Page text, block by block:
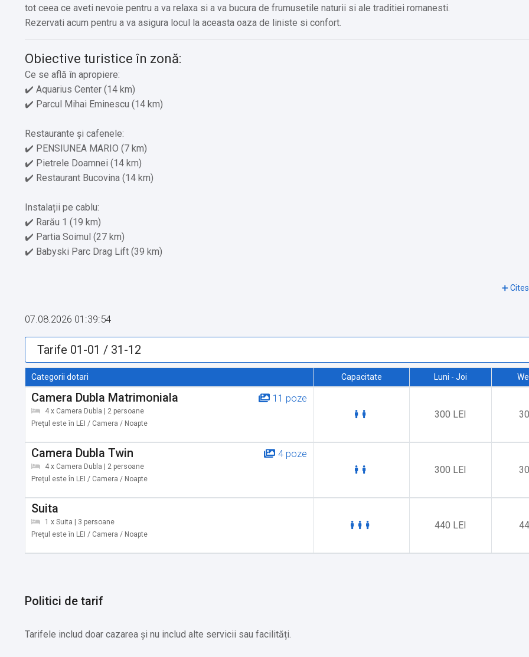
tot ceea ce aveti nevoie pentru a va relaxa si a va bucura de frumusetile naturii si ale traditiei romanesti.
Rezervati acum pentru a va asigura locul la aceasta oaza de liniste si confort.
Obiective turistice în zonă:
Ce se află în apropiere:
✔️ Aquarius Center (14 km)
✔️ Parcul Mihai Eminescu (14 km)
Restaurante și cafenele:
✔️ PENSIUNEA MARIO (7 km)
✔️ Pietrele Doamnei (14 km)
✔️ Restaurant Bucovina (14 km)
Instalații pe cablu:
✔️ Rarău 1 (19 km)
✔️ Partia Soimul (27 km)
✔️ Babyski Parc Drag Lift (39 km)
Aeroporturi în apropiere:
✔️ Aeroportul Suceava (59 km)
✔️ Aeroportul Internațional Cernăuți (74 km)
Servicii suplimentare incluse in pret:
✔️ Apa plata, afinata
07.08.2026 01:39:54
Categorii dotari Capacitate Luni - Joi
11 poze
Camera Dubla Matrimoniala
4 x Camera Dubla | 2 persoane
Prețul este în LEI / Camera / Noapte
300 LEI
4 poze
Camera Dubla Twin
4 x Camera Dubla | 2 persoane
Prețul este în LEI / Camera / Noapte
300 LEI
Suita
1 x Suita | 3 persoane
Prețul este în LEI / Camera / Noapte
440 LEI
Politici de tarif
Tarifele includ doar cazarea și nu includ alte servicii sau facilități.